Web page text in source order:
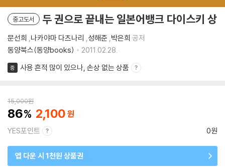
중고도서 두 권으로 끝내는 일본어뱅크 다이스키 상
문선희 ,나카야마 다츠나리 ,성해준 ,박은희 공저
동양북스(동양books)
2011.02.28.
중 사용 흔적 많이 있으나, 손상 없는 상품
15,000원
86 2,100
YES포인트 0원
앱 다운 시 1천원 상품권